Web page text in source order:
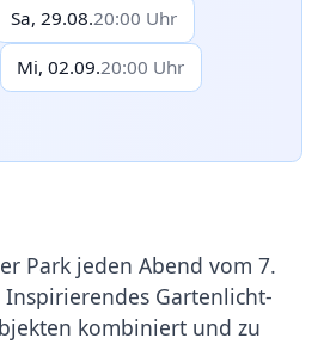
Sa, 29.08.20:00 Uhr
Mi, 02.09.20:00 Uhr
Park jeden Abend vom 7.
Gartenlicht-
kombiniert und zu